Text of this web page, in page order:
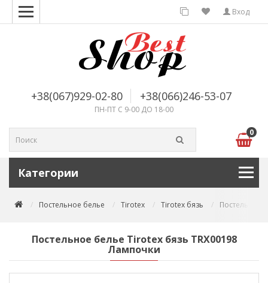
Вход
+38(067)929-02-80 +38(066)246-53-07
ПН-ПТ С 9-00 ДО 18-00
0
Категории
Постельное белье Tirotex Tirotex бязь Постельное
Постельное белье Tirotex бязь TRX00198
Лампочки